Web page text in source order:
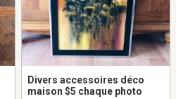
Divers accessoires déco
maison $5 chaque photo